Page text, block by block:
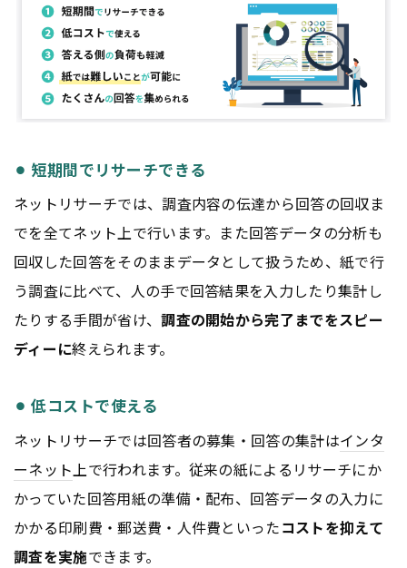
⚫︎ 短期間でリサーチできる
ネットリサーチでは、調査内容の伝達から回答の回収ま
でを全てネット上で行います。また回答データの分析も
回収した回答をそのままデータとして扱うため、紙で行
う調査に比べて、人の手で回答結果を入力したり集計し
たりする手間が省け、調査の開始から完了までをスピー
ディーに終えられます。
⚫︎ 低コストで使える
ネットリサーチでは回答者の募集・回答の集計はインタ
ーネット 上で行われます。従来の紙によるリサーチにか
かっていた回答用紙の準備・配布、回答データの入力に
かかる印刷費・郵送費・人件費といったコストを抑えて
調査を実施できます。